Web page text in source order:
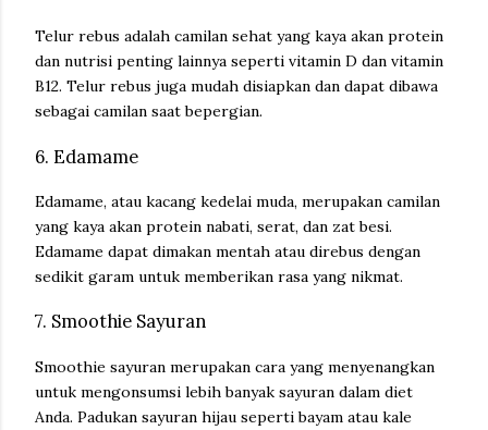
Telur rebus adalah camilan sehat yang kaya akan protein
dan nutrisi penting lainnya seperti vitamin D dan vitamin
B12. Telur rebus juga mudah disiapkan dan dapat dibawa
sebagai camilan saat bepergian.
6. Edamame
Edamame, atau kacang kedelai muda, merupakan camilan
yang kaya akan protein nabati, serat, dan zat besi.
Edamame dapat dimakan mentah atau direbus dengan
sedikit garam untuk memberikan rasa yang nikmat.
7. Smoothie Sayuran
Smoothie sayuran merupakan cara yang menyenangkan
untuk mengonsumsi lebih banyak sayuran dalam diet
Anda. Padukan sayuran hijau seperti bayam atau kale